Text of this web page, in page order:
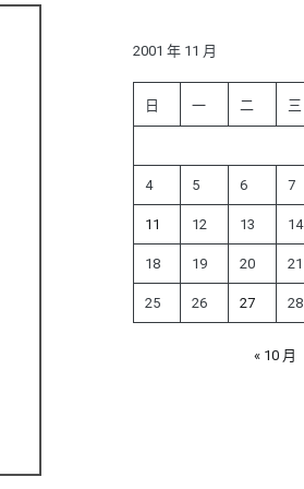
字:
2001 年 11 月
日 一 二 三
4 5 6 7
11 12 13 14
18 19 20 21
25 26 27 28
« 10 月